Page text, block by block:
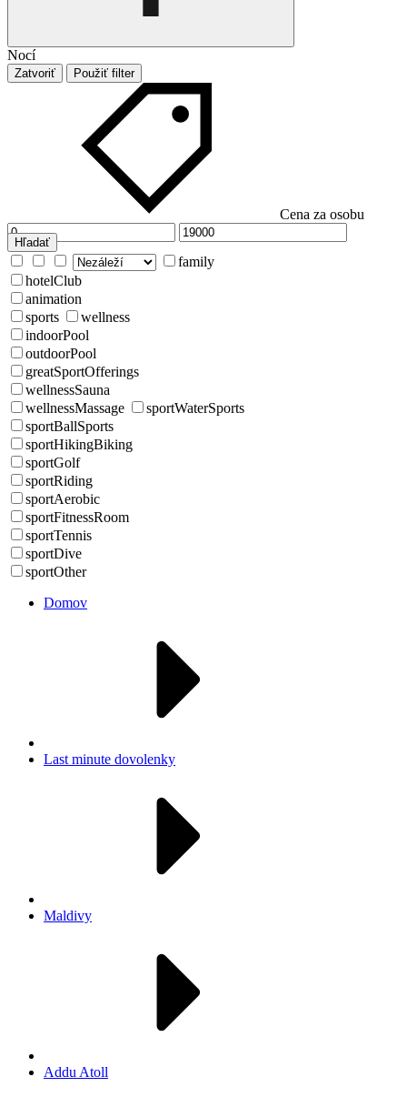
Nocí
Zatvoriť Použiť filter
Cena za osobu
Hľadať
family
hotelClub
animation
sports
wellness
indoorPool
outdoorPool
greatSportOfferings
wellnessSauna
wellnessMassage
sportWaterSports
sportBallSports
sportHikingBiking
sportGolf
sportRiding
sportAerobic
sportFitnessRoom
sportTennis
sportDive
sportOther
Domov
Last minute dovolenky
Maldivy
Addu Atoll